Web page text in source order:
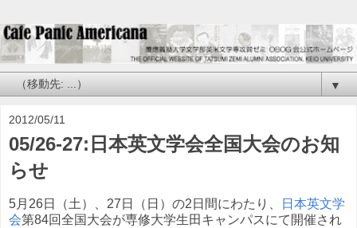
▼
2012/05/11
05/26-27:日本英文学会全国大会のお知
らせ
5月26日（土）、27日（日）の2日間にわたり、
日本英文学
会第84回全国大会が専修大学生田キャンパスにて開催され